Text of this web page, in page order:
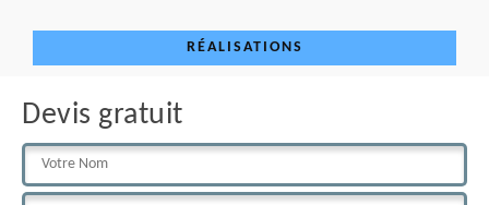
RÉALISATIONS
Devis gratuit